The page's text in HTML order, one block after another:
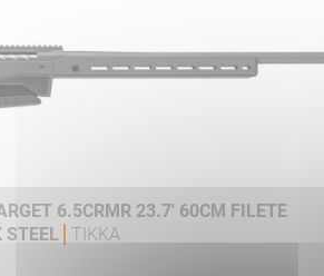
6.5CRMR 23.7' 60CM FILETE
TIKKA